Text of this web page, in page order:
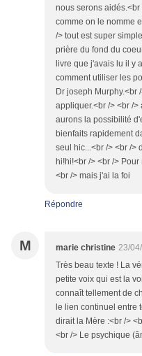
nous serons
comme on le nomme
/> tout est super
prière du fond du
livre que j'avais lu il y
comment utiliser les
Dr joseph Murphy.<br
appliquer.<br /> <br /
aurons la possibilité
bienfaits rapidement
seul hic...<br /> <br />
hi!hi!<br /> <br />
<br /> mais j'ai la foi
Répondre
M marie christine 23/
Très beau texte ! La
petite voix qui est la
connaît tellement de
le lien continuel entre
dirait la Mère :<br />
<br /> Le psychique